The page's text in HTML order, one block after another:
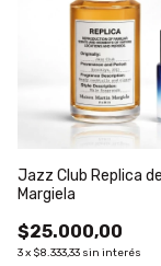
Jazz Club Replica
Margiela
$25.000,00
3x $8.333,33 sin interés